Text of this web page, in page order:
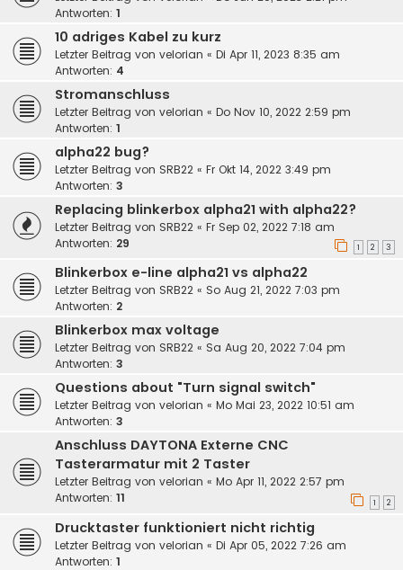
Antworten: 1
10 adriges Kabel zu kurz
Letzter Beitrag von velorian « Di Apr 11, 2023 8:35 am
Antworten: 4
Stromanschluss
Letzter Beitrag von velorian « Do Nov 10, 2022 2:59 pm
Antworten: 1
alpha22 bug?
Letzter Beitrag von SRB22 « Fr Okt 14, 2022 3:49 pm
Antworten: 3
Replacing blinkerbox alpha21 with alpha22?
Letzter Beitrag von SRB22 « Fr Sep 02, 2022 7:18 am
Antworten: 29 1 2 3
Blinkerbox e-line alpha21 vs alpha22
Letzter Beitrag von SRB22 « So Aug 21, 2022 7:03 pm
Antworten: 2
Blinkerbox max voltage
Letzter Beitrag von SRB22 « Sa Aug 20, 2022 7:04 pm
Antworten: 3
Questions about "Turn signal switch"
Letzter Beitrag von velorian « Mo Mai 23, 2022 10:51 am
Antworten: 3
Anschluss DAYTONA Externe CNC
Tasterarmatur mit 2 Taster
Letzter Beitrag von velorian « Mo Apr 11, 2022 2:57 pm
Antworten: 11 1 2
Drucktaster funktioniert nicht richtig
Letzter Beitrag von velorian « Di Apr 05, 2022 7:26 am
Antworten: 1